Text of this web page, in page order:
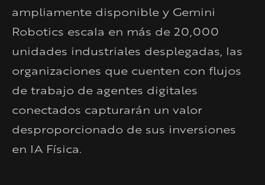
ampliamente disponible y Gemini
Robotics escala en más de 20,000
unidades industriales desplegadas, las
organizaciones que cuenten con flujos
de trabajo de agentes digitales
conectados capturarán un valor
desproporcionado de sus inversiones
en IA Física.